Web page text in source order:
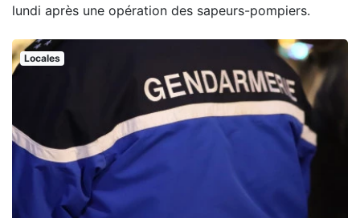
lundi après une opération des sapeurs-pompiers.
Locales